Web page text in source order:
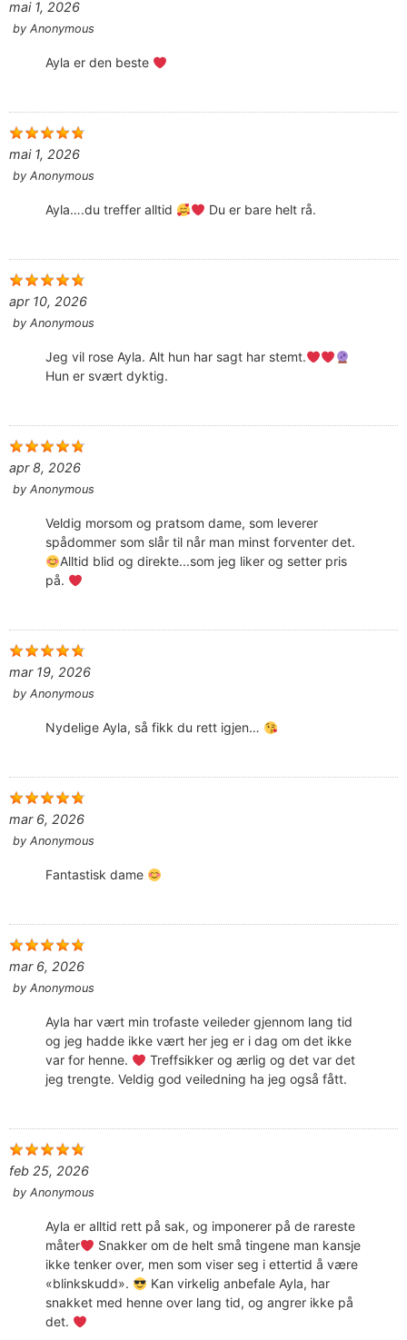
mai 1, 2026
by Anonymous
Ayla er den beste
mai 1, 2026
by Anonymous
Ayla….du treffer alltid Du er bare helt rå.
apr 10, 2026
by Anonymous
Jeg vil rose Ayla. Alt hun har sagt har stemt.
Hun er svært dyktig.
apr 8, 2026
by Anonymous
Veldig morsom og pratsom dame, som leverer
spådommer som slår til når man minst forventer det.
Alltid blid og direkte...som jeg liker og setter pris
på.
mar 19, 2026
by Anonymous
Nydelige Ayla, så fikk du rett igjen…
mar 6, 2026
by Anonymous
Fantastisk dame
mar 6, 2026
by Anonymous
Ayla har vært min trofaste veileder gjennom lang tid
og jeg hadde ikke vært her jeg er i dag om det ikke
var for henne.
Treffsikker og ærlig og det var det
jeg trengte. Veldig god veiledning ha jeg også fått.
feb 25, 2026
by Anonymous
Ayla er alltid rett på sak, og imponerer på de rareste
måter
Snakker om de helt små tingene man kansje
ikke tenker over, men som viser seg i ettertid å være
«blinkskudd».
Kan virkelig anbefale Ayla, har
snakket med henne over lang tid, og angrer ikke på
det.